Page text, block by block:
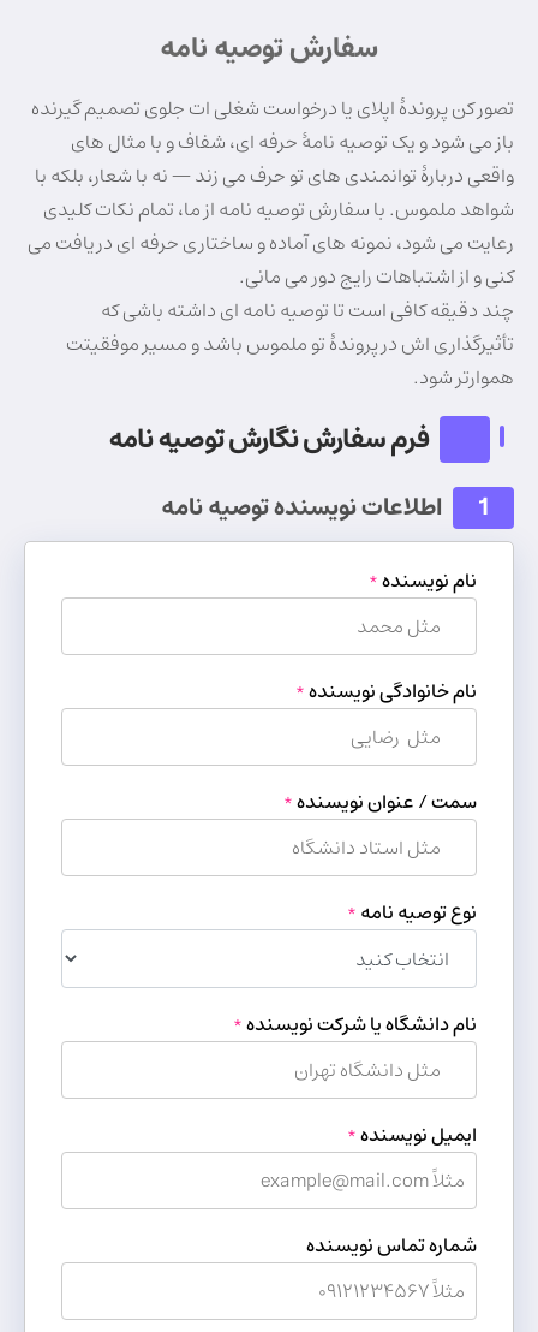
سفارش توصیه نامه
تصور کن پروندهٔ اپلای یا درخواست شغلی ات جلوی تصمیم گیرنده
باز می شود و یک توصیه نامهٔ حرفه ای، شفاف و با مثال های
واقعی دربارهٔ توانمندی های تو حرف می زند — نه با شعار، بلکه با
شواهد ملموس. با سفارش توصیه نامه از ما، تمام نکات کلیدی
رعایت می شود، نمونه های آماده و ساختاری حرفه ای دریافت می
کنی و از اشتباهات رایج دور می مانی.
چند دقیقه کافی است تا توصیه نامه ای داشته باشی که
تأثیرگذاری اش در پروندهٔ تو ملموس باشد و مسیر موفقیتت
هموارتر شود.
فرم سفارش نگارش توصیه نامه
1 اطلاعات نویسنده توصیه نامه
نام نویسنده*
نام خانوادگی نویسنده*
سمت / عنوان نویسنده*
نوع توصیه نامه *
نام دانشگاه یا شرکت نویسنده*
ایمیل نویسنده*
شماره تماس نویسنده